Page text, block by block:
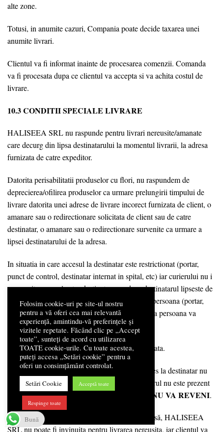
alte zone.
Totusi, in anumite cazuri, Compania poate decide taxarea unei
anumite livrari.
Clientul va fi informat inainte de procesarea comenzii. Comanda
va fi procesata dupa ce clientul va accepta si va achita costul de
livrare.
10.3 CONDITII SPECIALE LIVRARE
HALISEEA SRL nu raspunde pentru livrari nereusite/amanate
care decurg din lipsa destinatarului la momentul livrarii, la adresa
furnizata de catre expeditor.
Datorita perisabilitatii produselor cu flori, nu raspundem de
deprecierea/ofilirea produselor ca urmare prelungirii timpului de
livrare datorita unei adrese de livrare incorect furnizata de client, o
amanare sau o redirectionare solicitata de client sau de catre
destinatar, o amanare sau o redirectionare survenite ca urmare a
lipsei destinatarului de la adresa.
In situatia in care accesul la destinatar este restrictionat (portar,
punct de control, destinatar internat in spital, etc) iar curierului nu i
se permite accesul catre destinatar, sau daca destinatarul lipseste de
la adresa, coletul poate fi receptionat de o terta persoana (portar,
receptioner, vecin, ruda, coleg, etc.) daca aceasta persoana va
semna pentru primirea coletului.
In aceste conditii comanda va fi considerata livrata.
In cazul in care nicio alta persoana care are acces la destinatar nu
doreste sa semneze pentru primire sau destinatarul nu este prezent
la adresa si nu poate fi gasit la telefon, curierul
NU VA REVENI.
In cazul in care destinatarul nu este gasit la adresă, HALISEEA
SRL nu poate fi invinuita pentru livrarea nereusita, iar clientul va
Folosim cookie-uri pe site-ul nostru
pentru a vă oferi cea mai relevantă
experiență, amintindu-vă preferințele și
vizitele repetate. Făcând clic pe „Accept
toate”, sunteți de acord cu utilizarea
TOATE cookie-urile. Cu toate acestea,
puteți accesa „Setări cookie” pentru a
oferi un consimțământ controlat.
Setări Cookie Acceptă toate
Respinge toate
Bună